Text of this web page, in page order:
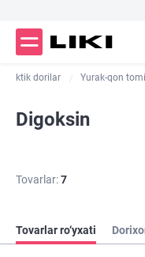
dorilar Yurak-qon
Digoksin
Tovarlar:7
Tovarlar ro‘yxati